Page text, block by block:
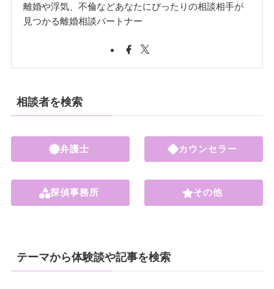
離婚や浮気、不倫などあなたにぴったりの相談相手が
見つかる離婚相談パートナー
相談者を検索
弁護士
探偵事務所
カウンセラー
その他
テーマから体験談や記事を検索